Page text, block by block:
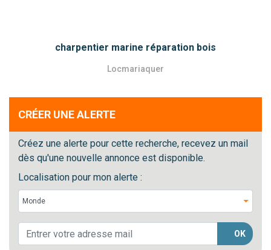
charpentier marine réparation bois
Locmariaquer
CRÉER UNE ALERTE
Créez une alerte pour cette recherche, recevez un mail
dès qu'une nouvelle annonce est disponible.
Localisation pour mon alerte :
OK